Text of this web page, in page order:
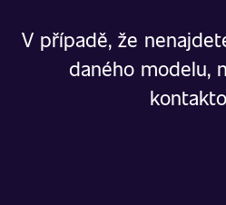
V případě, že
daného modelu,